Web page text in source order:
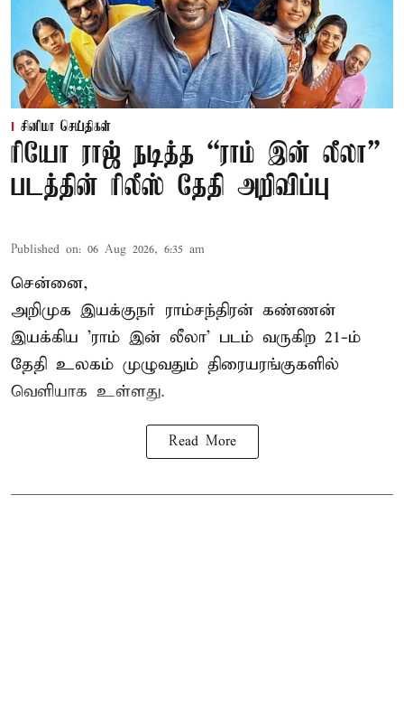
சினிமா செய்திகள்
ரியோ ராஜ் நடித்த “ராம் இன் லீலா”
படத்தின் ரிலீஸ் தேதி அறிவிப்பு
Published on: 06 Aug 2026, 6:35 am
சென்னை,
அறிமுக இயக்குநர் ராம்சந்திரன் கண்ணன்
இயக்கிய 'ராம் இன் லீலா' படம் வருகிற 21-ம்
தேதி உலகம் முழுவதும் திரையரங்குகளில்
வெளியாக உள்ளது.
Read More